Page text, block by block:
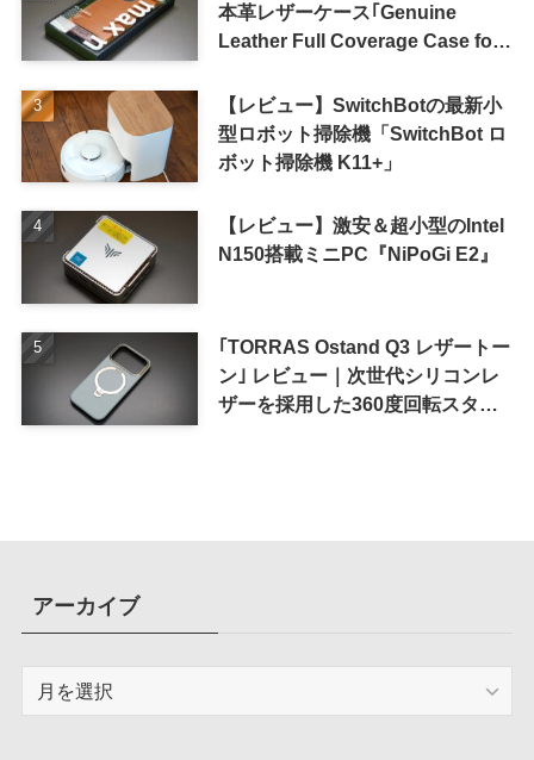
本革レザーケース｢Genuine
Leather Full Coverage Case for
【レビュー】SwitchBotの最新小
型ロボット掃除機「SwitchBot ロ
ボット掃除機 K11+」
【レビュー】激安＆超小型のIntel
N150搭載ミニPC『NiPoGi E2』
｢TORRAS Ostand Q3 レザートー
ン｣ レビュー｜次世代シリコンレ
ザーを採用した360度回転スタン
アーカイブ